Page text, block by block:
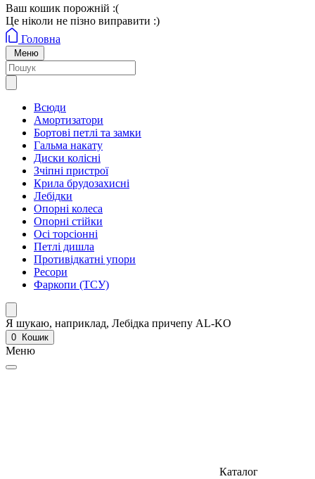
Ваш кошик порожній :(
Це ніколи не пізно виправити :)
Головна
Меню
Всюди
Амортизатори
Бортові петлі та замки
Гальма накату
Диски колісні
Зчіпні пристрої
Крила брудозахисні
Лебідки
Опорні колеса
Опорні стійки
Осі торсіонні
Петлі дишла
Противідкатні упори
Ресори
Фаркопи (ТСУ)
Я шукаю, наприклад, Лебідка причепу AL-KO
0 Кошик
Меню
Каталог